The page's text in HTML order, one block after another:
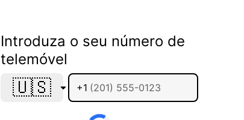
Introduza o seu número de
telemóvel
🇺🇸 +1